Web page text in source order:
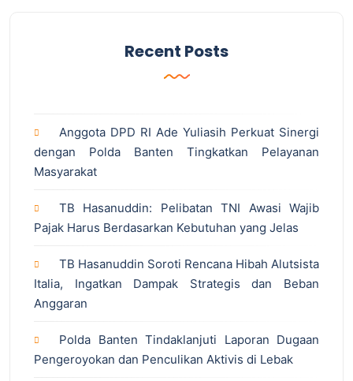
Recent Posts
Anggota DPD RI Ade Yuliasih Perkuat Sinergi
dengan Polda Banten Tingkatkan Pelayanan
Masyarakat
TB Hasanuddin: Pelibatan TNI Awasi Wajib
Pajak Harus Berdasarkan Kebutuhan yang Jelas
TB Hasanuddin Soroti Rencana Hibah Alutsista
Italia, Ingatkan Dampak Strategis dan Beban
Anggaran
Polda Banten Tindaklanjuti Laporan Dugaan
Pengeroyokan dan Penculikan Aktivis di Lebak